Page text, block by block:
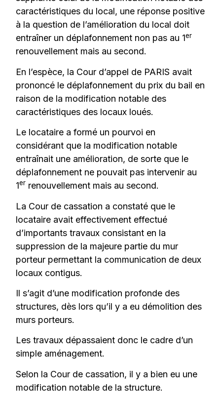
caractéristiques du local, une réponse positive
à la question de l’amélioration du local doit
entraîner un déplafonnement non pas au 1er
renouvellement mais au second.
En l’espèce, la Cour d’appel de PARIS avait
prononcé le déplafonnement du prix du bail en
raison de la modification notable des
caractéristiques des locaux loués.
Le locataire a formé un pourvoi en
considérant que la modification notable
entraînait une amélioration, de sorte que le
déplafonnement ne pouvait pas intervenir au
1er renouvellement mais au second.
La Cour de cassation a constaté que le
locataire avait effectivement effectué
d’importants travaux consistant en la
suppression de la majeure partie du mur
porteur permettant la communication de deux
locaux contigus.
Il s’agit d’une modification profonde des
structures, dès lors qu’il y a eu démolition des
murs porteurs.
Les travaux dépassaient donc le cadre d’un
simple aménagement.
Selon la Cour de cassation, il y a bien eu une
modification notable de la structure.